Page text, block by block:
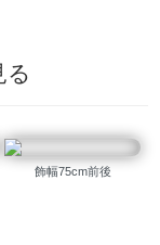
る
飾幅75cm前後